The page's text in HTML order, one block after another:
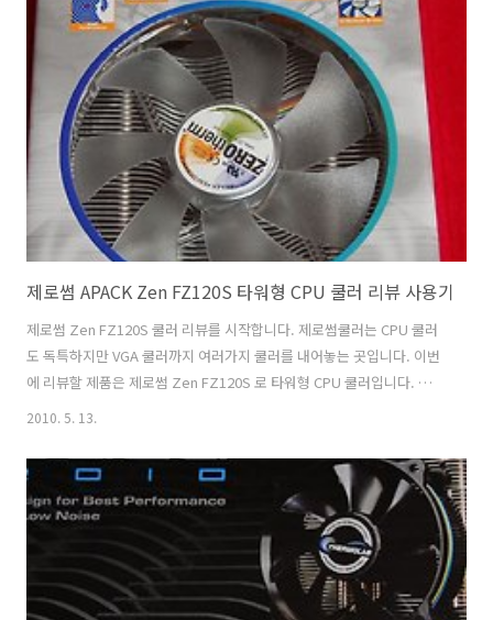
이번 실험을 통해서 얼마나 CPU 온도가 빨리 올라가는지 그리고 CPU 쿨
링이 왜 중요한지에 대해서 이야기 해보겠습니다. CPU 쿨러 없이 켠 뒤
온도 체크 위해 준비물 CPU 쿨러 없이 켰을 때 온도를 재어보기 위해서
시스템을 준비했습니다. 실험전 모든 준비를 마친..
제로썸 APACK Zen FZ120S 타워형 CPU 쿨러 리뷰 사용기
제로썸 Zen FZ120S 쿨러 리뷰를 시작합니다. 제로썸쿨러는 CPU 쿨러
도 독특하지만 VGA 쿨러까지 여러가지 쿨러를 내어놓는 곳입니다. 이번
에 리뷰할 제품은 제로썸 Zen FZ120S 로 타워형 CPU 쿨러입니다. 높이
가 조금은 높은 편입니다. 제로썸 Zen FZ120S 박스 외형 제로썸 Zen
설명이 써져 있으며 위에는 봉인지가 2개 붙어있습니다. 제품을 함부러
열어보지 못하게 해놓았네요. 제로썸 Zen FZ120S 의 박스 뒷면입니다.
제품을 장착할때 아무래도 하이 타워형 쿨러이기에 높이나 넓이에 따른
간섭 부분이 중요하기에 이런 부분 설명이 자세히 써져 있습니다. 실제로
너무 좁은 형태의 케이스에는 장착을 할 수 가 없..
2010. 5. 13.